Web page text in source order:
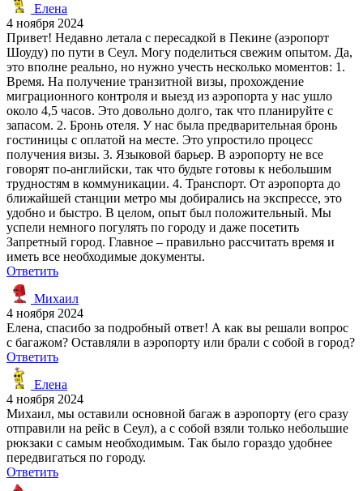
Елена
4 ноября 2024
Привет! Недавно летала с пересадкой в Пекине (аэропорт
Шоуду) по пути в Сеул. Могу поделиться свежим опытом. Да,
это вполне реально, но нужно учесть несколько моментов: 1.
Время. На получение транзитной визы, прохождение
миграционного контроля и выезд из аэропорта у нас ушло
около 4,5 часов. Это довольно долго, так что планируйте с
запасом. 2. Бронь отеля. У нас была предварительная бронь
гостиницы с оплатой на месте. Это упростило процесс
получения визы. 3. Языковой барьер. В аэропорту не все
говорят по-английски, так что будьте готовы к небольшим
трудностям в коммуникации. 4. Транспорт. От аэропорта до
ближайшей станции метро мы добирались на экспрессе, это
удобно и быстро. В целом, опыт был положительный. Мы
успели немного погулять по городу и даже посетить
Запретный город. Главное – правильно рассчитать время и
иметь все необходимые документы.
Ответить
Михаил
4 ноября 2024
Елена, спасибо за подробный ответ! А как вы решали вопрос
с багажом? Оставляли в аэропорту или брали с собой в город?
Ответить
Елена
4 ноября 2024
Михаил, мы оставили основной багаж в аэропорту (его сразу
отправили на рейс в Сеул), а с собой взяли только небольшие
рюкзаки с самым необходимым. Так было гораздо удобнее
передвигаться по городу.
Ответить